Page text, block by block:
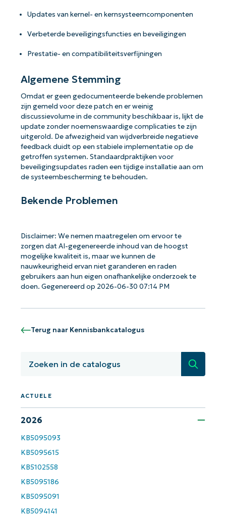
Updates van kernel- en kernsysteemcomponenten
Verbeterde beveiligingsfuncties en beveiligingen
Prestatie- en compatibiliteitsverfijningen
Algemene Stemming
Omdat er geen gedocumenteerde bekende problemen
zijn gemeld voor deze patch en er weinig
discussievolume in de community beschikbaar is, lijkt de
update zonder noemenswaardige complicaties te zijn
uitgerold. De afwezigheid van wijdverbreide negatieve
feedback duidt op een stabiele implementatie op de
getroffen systemen. Standaardpraktijken voor
beveiligingsupdates raden een tijdige installatie aan om
de systeembescherming te behouden.
Bekende Problemen
Disclaimer: We nemen maatregelen om ervoor te
zorgen dat AI-gegenereerde inhoud van de hoogst
mogelijke kwaliteit is, maar we kunnen de
nauwkeurigheid ervan niet garanderen en raden
gebruikers aan hun eigen onafhankelijke onderzoek te
doen. Gegenereerd op 2026-06-30 07:14 PM
Terug naar Kennisbankcatalogus
Zoeken
ACTUELE
2026
KB5095093
KB5095615
KB5102558
KB5095186
KB5095091
KB5094141
Aan de slag met NinjaOne AI-
gestuurde KB-analyses!
First
and
name*
email*